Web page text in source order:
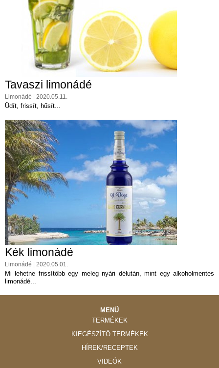
Tavaszi limonádé
Limonádé | 2020.05.11.
Üdít, frissít, hűsít...
Kék limonádé
Limonádé | 2020.05.01.
Mi lehetne frissítőbb egy meleg nyári délután, mint egy alkoholmentes
limonádé...
MENÜ
TERMÉKEK
KIEGÉSZÍTŐ TERMÉKEK
HÍREK/RECEPTEK
VIDEÓK